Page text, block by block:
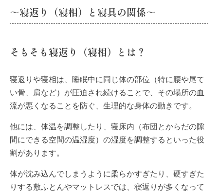
～寝返り（寝相）と寝具の関係～
そもそも寝返り（寝相）とは？
寝返りや寝相は、睡眠中に同じ体の部位（特に腰や尾て
い骨、肩など）が圧迫され続けることで、その場所の血
流が悪くなることを防ぐ、生理的な身体の動きです。
他には、体温を調整したり、寝床内（布団とからだの隙
間にできる空間の温湿度）の湿度を調整するといった役
割があります。
体が沈み込んでしまうように柔らかすぎたり、硬すぎた
りする敷ふとんやマットレスでは、寝返りが多くなって